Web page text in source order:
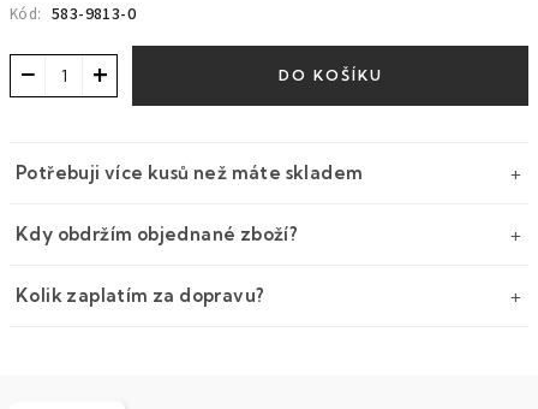
Kód: 583-9813-0
+
− DO KOŠÍKU
Potřebuji více kusů než máte skladem
Kdy obdržím objednané zboží?
Kolik zaplatím za dopravu?